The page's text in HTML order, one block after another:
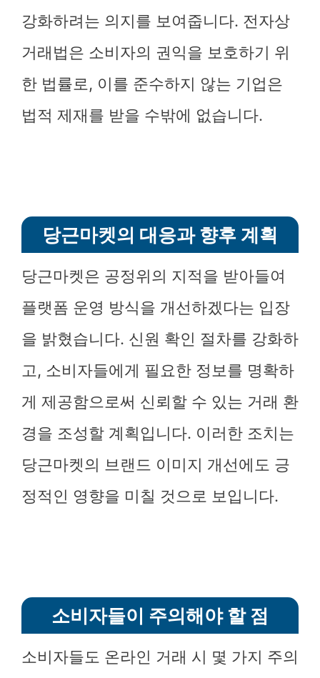
강화하려는 의지를 보여줍니다. 전자상
거래법은 소비자의 권익을 보호하기 위
한 법률로, 이를 준수하지 않는 기업은
법적 제재를 받을 수밖에 없습니다.
당근마켓의 대응과 향후 계획
당근마켓은 공정위의 지적을 받아들여
플랫폼 운영 방식을 개선하겠다는 입장
을 밝혔습니다. 신원 확인 절차를 강화하
고, 소비자들에게 필요한 정보를 명확하
게 제공함으로써 신뢰할 수 있는 거래 환
경을 조성할 계획입니다. 이러한 조치는
당근마켓의 브랜드 이미지 개선에도 긍
정적인 영향을 미칠 것으로 보입니다.
소비자들이 주의해야 할 점
소비자들도 온라인 거래 시 몇 가지 주의